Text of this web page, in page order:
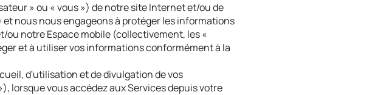
» ou « vous ») de notre site Internet et/ou de
et nous nous engageons à protéger les informations
notre Espace mobile (collectivement, les «
et à utiliser vos informations conformément à la
d'utilisation et de divulgation de vos
lorsque vous accédez aux Services depuis votre